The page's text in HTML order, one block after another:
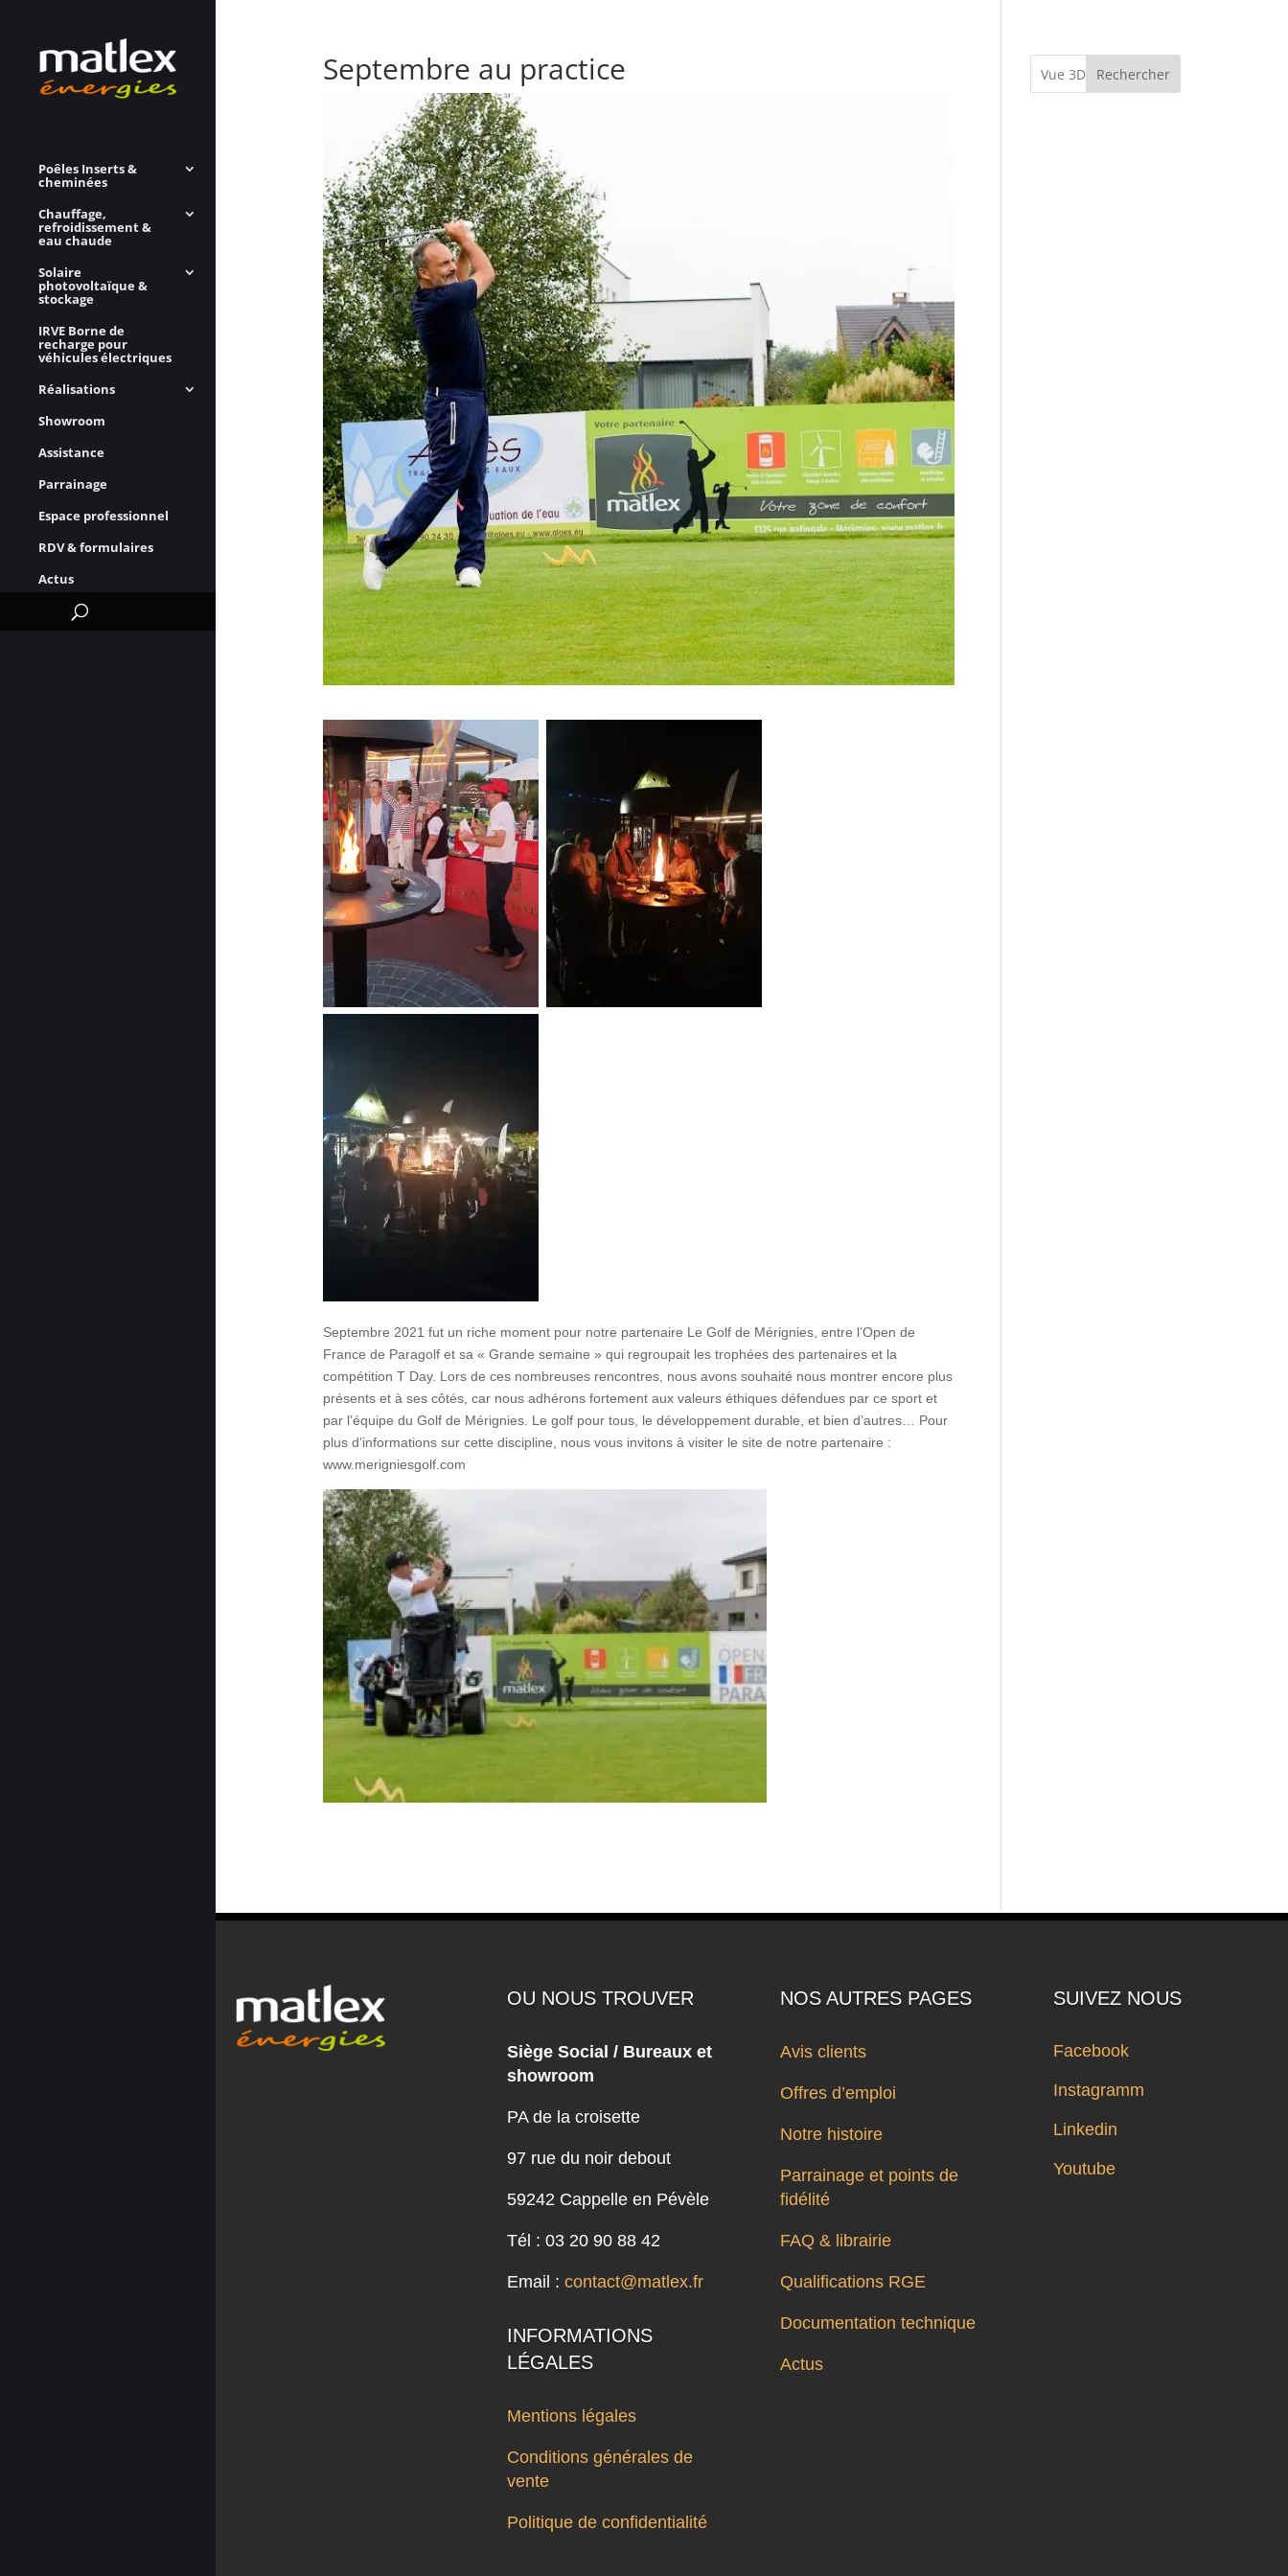
Poêles Inserts &
cheminées
Chauffage,
refroidissement &
eau chaude
Solaire
photovoltaïque &
stockage
IRVE Borne de
recharge pour
véhicules électriques
Réalisations
Showroom
Assistance
Parrainage
Espace professionnel
RDV & formulaires
Actus
Septembre au practice
Septembre 2021 fut un riche moment pour notre partenaire Le Golf de Mérignies, entre l’Open de
France de Paragolf et sa « Grande semaine » qui regroupait les trophées des partenaires et la
compétition T Day. Lors de ces nombreuses rencontres, nous avons souhaité nous montrer encore plus
présents et à ses côtés, car nous adhérons fortement aux valeurs éthiques défendues par ce sport et
par l’équipe du Golf de Mérignies. Le golf pour tous, le développement durable, et bien d’autres… Pour
plus d’informations sur cette discipline, nous vous invitons à visiter le site de notre partenaire :
www.merigniesgolf.com
Rechercher
OU NOUS TROUVER
Siège Social / Bureaux et
showroom
PA de la croisette
97 rue du noir debout
59242 Cappelle en Pévèle
Tél : 03 20 90 88 42
Email :contact@matlex.fr
INFORMATIONS
LÉGALES
Mentions légales
Conditions générales de
vente
Politique de confidentialité
NOS AUTRES PAGES
Avis clients
Offres d’emploi
Notre histoire
Parrainage et points de
fidélité
FAQ & librairie
Qualifications RGE
Documentation technique
Actus
SUIVEZ NOUS
Facebook
Instagramm
Linkedin
Youtube